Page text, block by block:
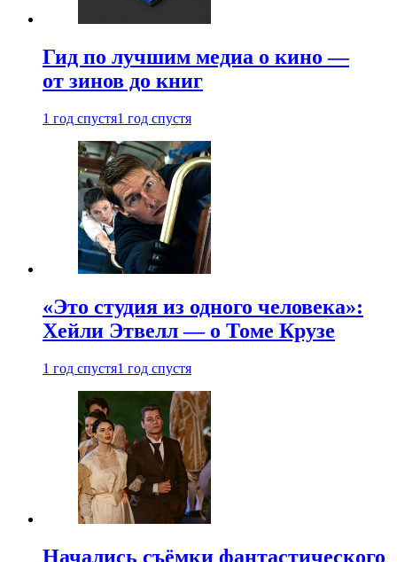
Гид по лучшим медиа о кино —
от зинов до книг
1 год спустя1 год спустя
«Это студия из одного человека»:
Хейли Этвелл — о Томе Крузе
1 год спустя1 год спустя
Начались съёмки фантастического